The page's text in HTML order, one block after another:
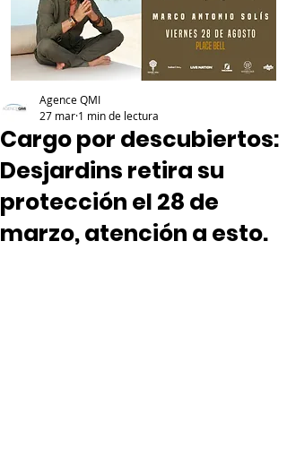
Cargo por descubiertos:
Desjardins retira su
protección el 28 de
marzo, atención a esto.
Agence QMI
27 mar 1 min de lectura